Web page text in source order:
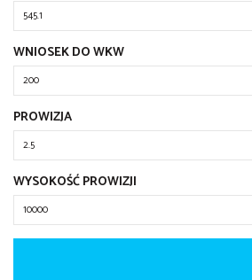
WNIOSEK DO WKW
PROWIZJA
WYSOKOŚĆ PROWIZJI